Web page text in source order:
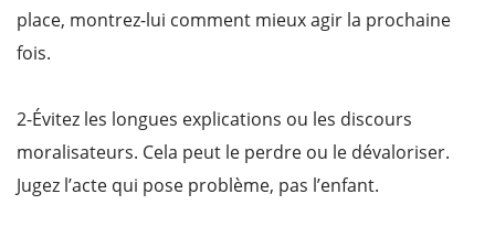
place, montrez-lui comment mieux agir la prochaine
fois.
2-Évitez les longues explications ou les discours
moralisateurs. Cela peut le perdre ou le dévaloriser.
Jugez l’acte qui pose problème, pas l’enfant.